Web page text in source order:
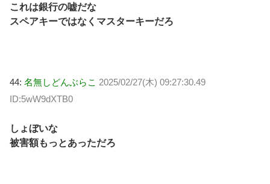
これは銀行の嘘だな
スペアキーではなくマスターキーだろ
44: 名無しどんぶらこ 2025/02/27(木) 09:27:30.49
ID:5wW9dXTB0
しょぼいな
被害額もっとあっただろ